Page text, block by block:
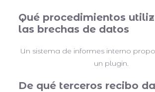
Qué procedimientos
las brechas de datos
Un sistema de informes interno
un plugin.
De qué terceros recibo